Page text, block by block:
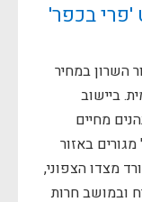
בכפר'
השרון במחיר
ביישוב
אשר נהנים מחיים
באזור
מצדו הצפוני,
ובמושב חרות